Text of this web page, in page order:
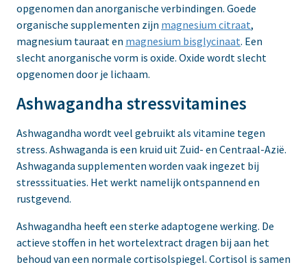
opgenomen dan anorganische verbindingen. Goede
organische supplementen zijn magnesium citraat,
magnesium tauraat en magnesium bisglycinaat. Een
slecht anorganische vorm is oxide. Oxide wordt slecht
opgenomen door je lichaam.
Ashwagandha stressvitamines
Ashwagandha wordt veel gebruikt als vitamine tegen
stress. Ashwaganda is een kruid uit Zuid- en Centraal-Azië.
Ashwaganda supplementen worden vaak ingezet bij
stresssituaties. Het werkt namelijk ontspannend en
rustgevend.
Ashwagandha heeft een sterke adaptogene werking. De
actieve stoffen in het wortelextract dragen bij aan het
behoud van een normale cortisolspiegel. Cortisol is samen